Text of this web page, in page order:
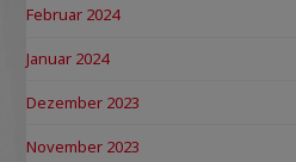
Februar 2024
Januar 2024
Dezember 2023
November 2023